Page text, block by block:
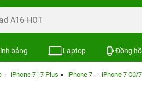
bảng Laptop Đồng
iPhone 7 | 7 Plus iPhone 7 iPhone 7 Cũ/